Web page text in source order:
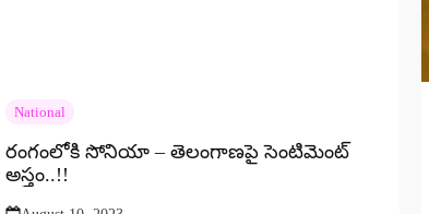
National
రంగంలోకి సోనియా – తెలంగాణపై సెంటిమెంట్
అస్త్రం..!!